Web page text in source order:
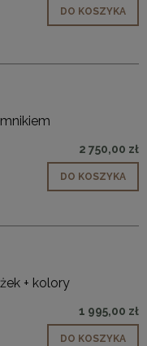
DO KOSZYKA
2 750,00 zł
DO KOSZYKA
+ kolory
1 995,00 zł
DO KOSZYKA